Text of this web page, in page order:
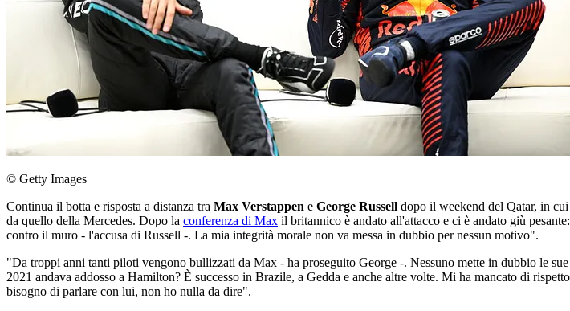
© Getty Images
Continua il botta e risposta a distanza tra Max Verstappen e George Russell dopo il weekend del Qatar, in
da quello della Mercedes. Dopo la conferenza di Max il britannico è andato all'attacco e ci è andato giù
contro il muro - l'accusa di Russell -. La mia integrità morale non va messa in dubbio per nessun motivo".
"Da troppi anni tanti piloti vengono bullizzati da Max - ha proseguito George -. Nessuno mette in dubbio le
2021 andava addosso a Hamilton? È successo in Brazile, a Gedda e anche altre volte. Mi ha mancato di
bisogno di parlare con lui, non ho nulla da dire".